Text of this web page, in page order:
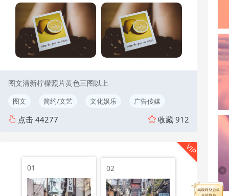
图文清新柠檬照片黄色三图以上
图文 简约/文艺 文化娱乐 广告传媒
点击 44277 收藏 912
01 02
VIP